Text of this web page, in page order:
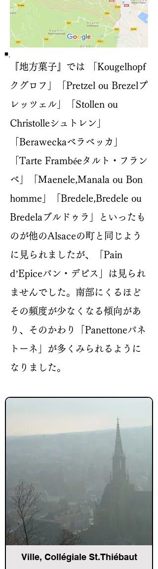
『地方菓子』では 「Kougelhopf
クグロフ」「Pretzel ou Brezelプ
レッツェル」「Stollen ou
Christolleシュトレン」
「Beraweckaベラベッカ」
「Tarte Frambéeタルト・フラン
ベ」「Maenele,Manala ou Bon
homme」「Bredele,Bredele ou
Bredelaブルドゥラ」といったも
のが他のAlsaceの町と同じよう
に見られましたが、「Pain
d’Epiceパン・デピス」は見られ
ませんでした。南部にくるほど
その頻度が少なくなる傾向があ
り、そのかわり「Panettoneパネ
トーネ」が多くみられるように
なりました。
Ville, Collégiale St.Thiébaut